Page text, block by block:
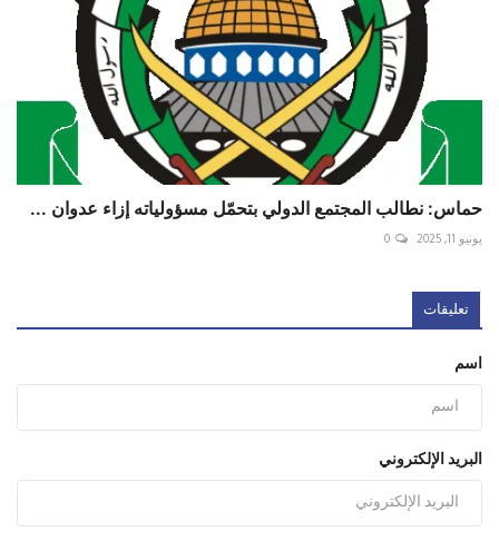
حماس: نطالب المجتمع الدولي بتحمّل مسؤولياته إزاء عدوان ...
يونيو 11, 2025 0
تعليقات
اسم
البريد الإلكتروني